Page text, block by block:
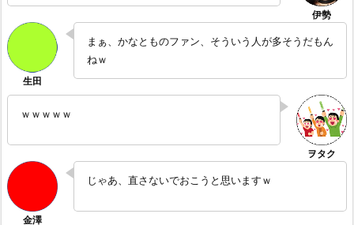
まぁ、かなとものファン、そういう人が多そうだもん
ねｗ
ｗｗｗｗｗ
じゃあ、直さないでおこうと思いますｗ